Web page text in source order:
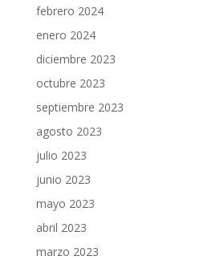
febrero 2024
enero 2024
diciembre 2023
octubre 2023
septiembre 2023
agosto 2023
julio 2023
junio 2023
mayo 2023
abril 2023
marzo 2023